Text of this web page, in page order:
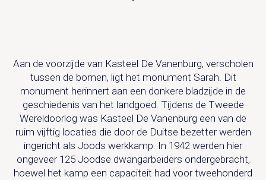
Aan de voorzijde van Kasteel De Vanenburg, verscholen
tussen de bomen, ligt het monument Sarah. Dit
monument herinnert aan een donkere bladzijde in de
geschiedenis van het landgoed. Tijdens de Tweede
Wereldoorlog was Kasteel De Vanenburg een van de
ruim vijftig locaties die door de Duitse bezetter werden
ingericht als Joods werkkamp. In 1942 werden hier
ongeveer 125 Joodse dwangarbeiders ondergebracht,
hoewel het kamp een capaciteit had voor tweehonderd